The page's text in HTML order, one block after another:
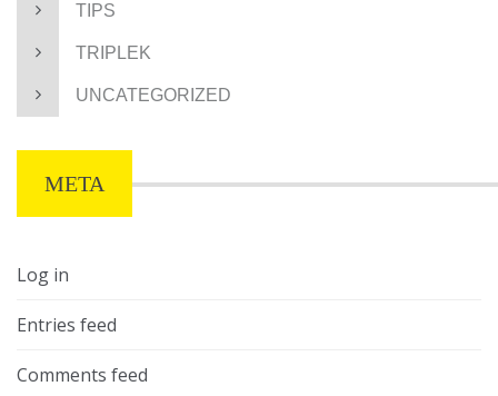
TIPS
TRIPLEK
UNCATEGORIZED
META
Log in
Entries feed
Comments feed